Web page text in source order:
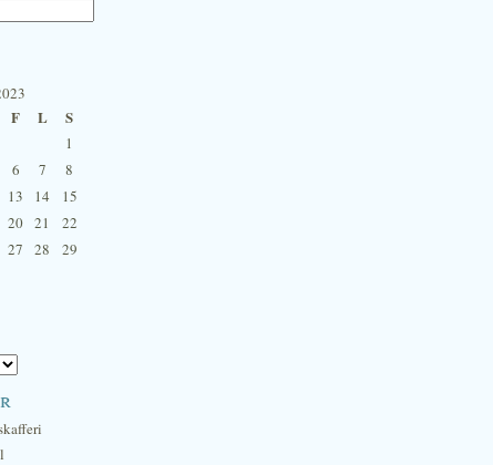
F L S
1
6 7
8
13 14
15
20 21
22
27 28
29